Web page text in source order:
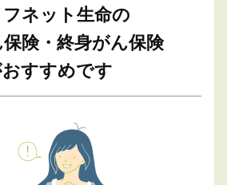
ネット生命の
険・終身がん保険
すすめです